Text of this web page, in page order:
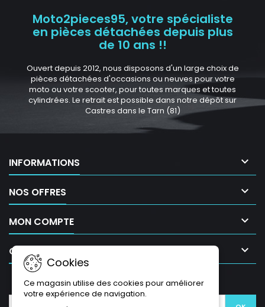
Moto2pieces95, votre spécialiste
en pièces détachées depuis plus
de 10 ans !!
Ouvert depuis 2012, nous disposons d'un large choix de
pièces détachées d'occasions ou neuves pour votre
moto ou votre scooter, pour toutes marques et toutes
cylindrées. Le retrait est possible dans notre dépôt sur
Castres dans le Tarn (81)
INFORMATIONS 
NOS OFFRES 
MON COMPTE 
CONTACT 
Cookies
Ce magasin utilise des cookies pour améliorer
votre expérience de navigation.
LETTRE D'INFORMATIONS